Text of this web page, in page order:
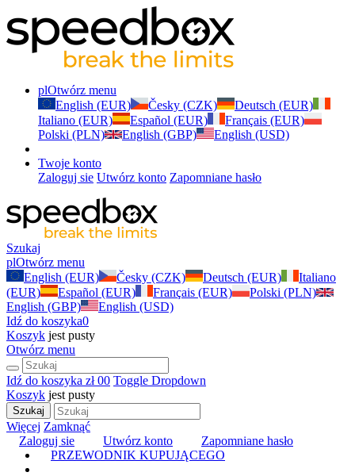
plOtwórz menu
English (EUR)
Česky (CZK)
Deutsch (EUR)
Italiano (EUR)
Español (EUR)
Français (EUR)
Polski (PLN)
English (GBP) English (USD)
Twoje konto
Zaloguj sie Utwórz konto Zapomniane hasło
Szukaj
plOtwórz menu
English (EUR)
Česky (CZK) Deutsch (EUR)
Italiano
(EUR)
Español (EUR) Français (EUR)
Polski (PLN)
English (GBP)
English (USD)
Idź do koszyka0
Koszyk jest pusty
Otwórz menu
Idź do koszyka zł 00 Toggle Dropdown
Koszyk jest pusty
Szukaj
Więcej Zamknąć
Zaloguj sie
Utwórz konto
Zapomniane hasło
PRZEWODNIK KUPUJĄCEGO